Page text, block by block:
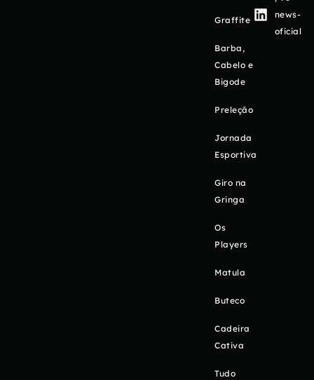
Graffite
Barba,
Cabelo e
Bigode
Preleção
Jornada
Esportiva
Giro na
Gringa
Os
Players
Matula
Buteco
Cadeira
Cativa
Tudo
news-
oficial